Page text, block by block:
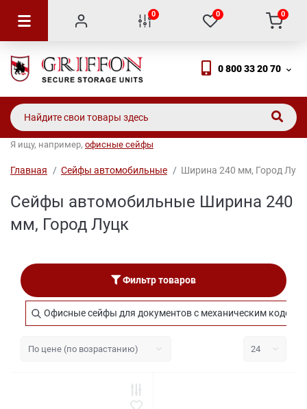
0 0 0
0 800 33 20 70
Я ищу, например, офисные сейфы
Главная Сейфы автомобильные Ширина 240 мм, Город Луцк
Сейфы автомобильные Ширина 240
мм, Город Луцк
Фильтр товаров
Офисные сейфы для документов с механическим